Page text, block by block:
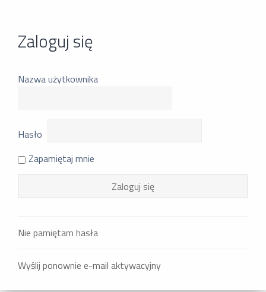
Zaloguj się
Nazwa użytkownika
Hasło
Zapamiętaj mnie
Nie pamiętam hasła
Wyślij ponownie e-mail aktywacyjny